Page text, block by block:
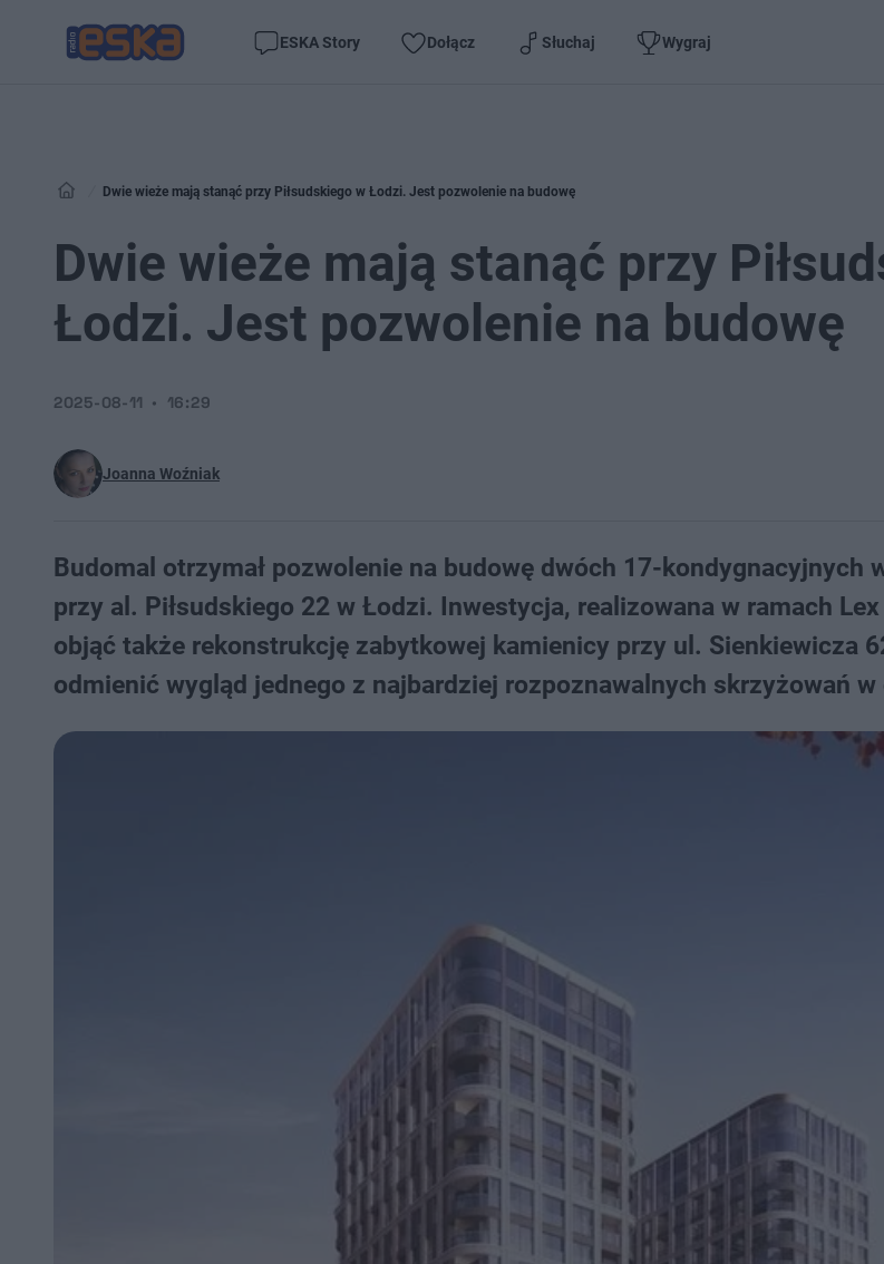
ESKA Story Dołącz Słuchaj Wygraj
Dwie wieże mają stanąć przy Piłsudskiego w Łodzi. Jest pozwolenie na budowę
Dwie wieże mają stanąć przy
Łodzi. Jest pozwolenie na budowę
Joanna Woźniak
2025-08-11 16:29
Budomal otrzymał pozwolenie na budowę dwóch 17-kondygnacyjnych
przy al. Piłsudskiego 22 w Łodzi. Inwestycja, realizowana w ramach Lex
objąć także rekonstrukcję zabytkowej kamienicy przy ul. Sienkiewicza
odmienić wygląd jednego z najbardziej rozpoznawalnych skrzyżowań